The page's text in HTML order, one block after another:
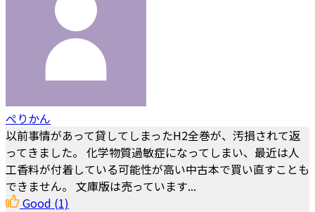
ぺりかん
以前事情があって貸してしまったH2全巻が、汚損されて返
ってきました。 化学物質過敏症になってしまい、最近は人
工香料が付着している可能性が高い中古本で買い直すことも
できません。 文庫版は売っています...
Good (1)